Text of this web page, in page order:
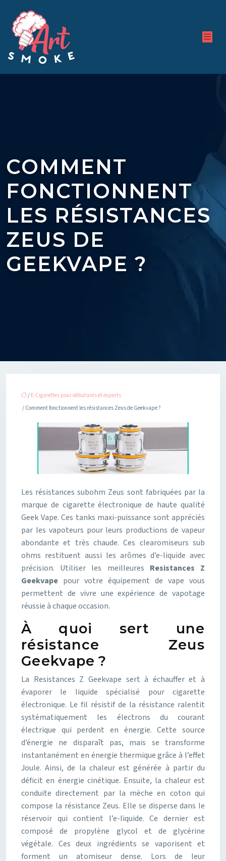
COMMENT
FONCTIONNENT
LES RÉSISTANCES
ZEUS DE
GEEKVAPE ?
/ E-Cigarettes pour débutants et experts
/ Comment fonctionnent les résistances Zeus de Geekvape ?
Les résistances subohm Zeus sont fabriquées par la
marque de cigarette électronique de haute qualité
Geek Vape. Ces tanks maxi-puissance sont appréciés
par les vapoteurs pour leurs productions de vapeur
abondante et très chaude. Ces clearomiseurs sub
ohms restituent aussi les arômes d’e-liquide avec
précision. Utiliser les meilleures Resistances Z
Geekvape pour votre équipement de vape vous
permettent de vivre une expérience de vapotage
réussie à chaque occasion.
À quoi sert une
résistance Zeus
Geekvape ?
La Resistances Z Geekvape sert à échauffer et à
évaporer le liquide spécialisé pour cigarette
électronique. Le fil résistif de la résistance ralentit
systématiquement les électrons du courant
électrique qui perdent en énergie. Cette source
d’énergie ne disparaît pas, mais se transforme
instantanément en énergie thermique grâce à l’effet
Joule. Ainsi, de la chaleur est générée à partir du
déficit en énergie cinétique. Ensuite, la chaleur est
conduite directement par la mèche en coton qui
compose la résistance Zeus. Elle se disperse dans le
réservoir qui contient l’e-liquide. Ce dernier est
composé de propylène glycol et de glycérine
végétale. Ces deux ingrédients se vaporisent et
forment un atomiseur dense. Lors de leur